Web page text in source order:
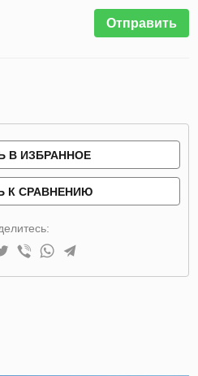
Отправить
В ИЗБРАННОЕ
К СРАВНЕНИЮ